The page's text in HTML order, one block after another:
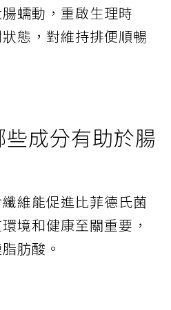
蠕動，重啟生理時
態，對維持排便順暢
成分有助於腸
維能促進比菲德氏菌
境和健康至關重要，
肪酸。